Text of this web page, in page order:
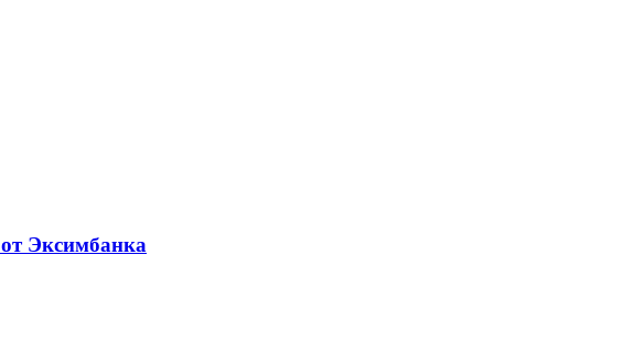
Эксимбанка